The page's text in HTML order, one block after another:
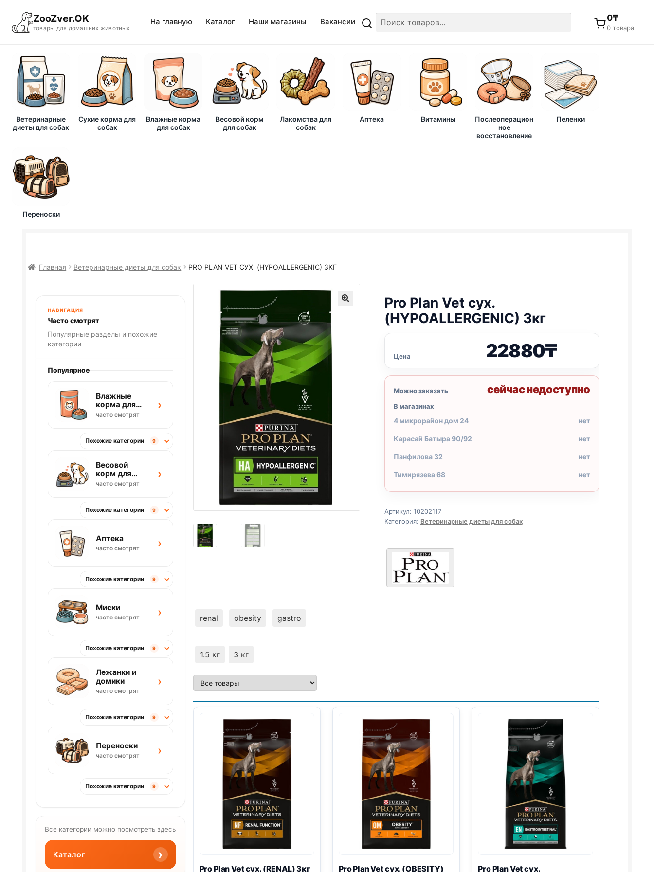
ZooZver.OK
товары для домашних животных
На главную Каталог Наши магазины Вакансии 0₸
0 товара
Ветеринарные
диеты для собак
Сухие корма для
собак
Влажные корма
для собак
Весовой корм
для собак
Лакомства для
собак
Аптека Витамины
Послеоперацион
ное
восстановление
Пеленки
Переноски
Главная Ветеринарные диеты для собак PRO PLANVET СУХ. (HYPOALLERGENIC) 3КГ
Pro Plan Vet сух.
(HYPOALLERGENIC) 3кг
Цена 22880₸
Можно заказать сейчас недоступно
В магазинах
4 микрорайон дом 24 нет
Карасай Батыра 90/92 нет
Панфилова 32 нет
Тимирязева 68 нет
Артикул: 10202117
Категория: Ветеринарные диеты для собак
renal obesity gastro
1.5 кг 3 кг
Pro PlanVet сух. (RENAL) 3кг Pro PlanVet сух. (OBESITY)
Pro PlanVet сух.
НАВИГАЦИЯ
Часто смотрят
Популярные разделы и похожие
категории
Популярное
Влажные
корма для
кошек
часто смотрят
›
Похожие категории 9
Весовой
корм для
собак
часто смотрят
›
Похожие категории 9
Аптека
часто смотрят ›
Похожие категории 9
Миски
часто смотрят ›
Похожие категории 9
Лежанки и
домики
часто смотрят
›
Похожие категории 9
Переноски
часто смотрят ›
Похожие категории 9
Все категории можно посмотреть здесь
Каталог ›